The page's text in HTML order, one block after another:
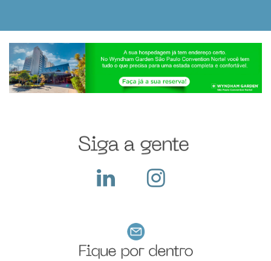
recebe diversos
visitantes em seu
stand, apresenta seus
produtos e serviços,
ocorre a troca de
cartões e...
essencial para
potencializar vendas,
fortalecer parcerias e
atrair novos clientes
em um dos períodos...